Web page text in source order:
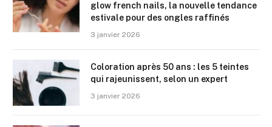
glow french nails, la nouvelle tendance
estivale pour des ongles raffinés
3 janvier 2026
Coloration après 50 ans : les 5 teintes
qui rajeunissent, selon un expert
3 janvier 2026